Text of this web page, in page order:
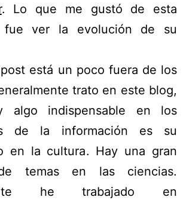
. Lo que me gustó de esta
fue ver la evolución de su
está un poco fuera de los
trato en este blog,
algo indispensable en los
de la información es su
en la cultura. Hay una gran
temas en las ciencias.
he trabajado en